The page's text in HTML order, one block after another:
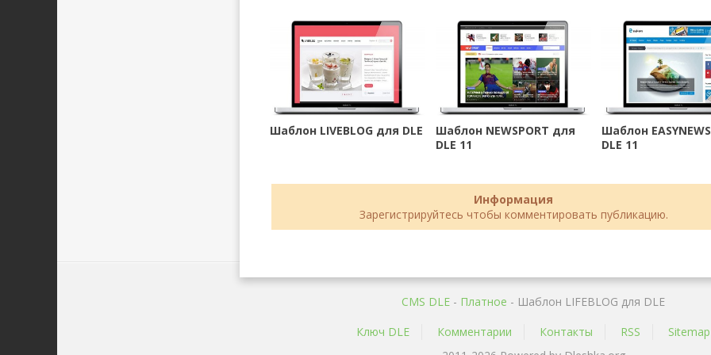
Шаблон LIVEBLOG для DLE
Шаблон NEWSPORT для
DLE 11
Шаблон
DLE 11
Информация
Зарегистрируйтесь чтобы комментировать публикацию.
CMS DLE - Платное - Шаблон LIFEBLOG для DLE
Ключ DLE
Комментарии Контакты RSS
Sitemap